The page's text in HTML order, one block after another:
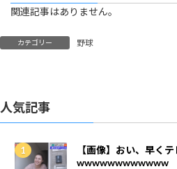
関連記事はありません。
カテゴリー 野球
人気記事
【画像】おい、早く
wwwwwwwwwwww